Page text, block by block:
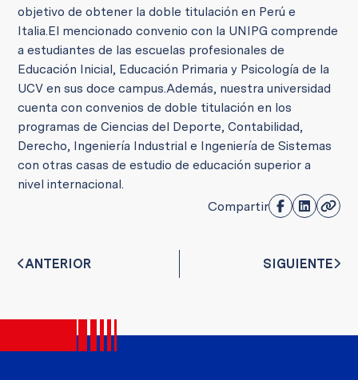
objetivo de obtener la doble titulación en Perú e
Italia.El mencionado convenio con la UNIPG comprende
a estudiantes de las escuelas profesionales de
Educación Inicial, Educación Primaria y Psicología de la
UCV en sus doce campus.Además, nuestra universidad
cuenta con convenios de doble titulación en los
programas de Ciencias del Deporte, Contabilidad,
Derecho, Ingeniería Industrial e Ingeniería de Sistemas
con otras casas de estudio de educación superior a
nivel internacional.
Compartir
ANTERIOR SIGUIENTE